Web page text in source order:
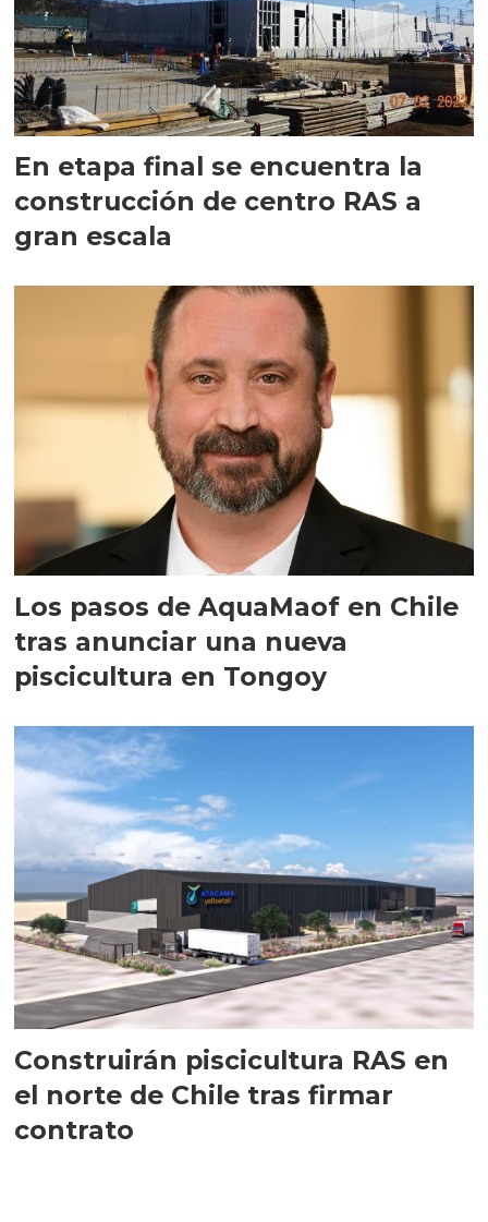
En etapa final se encuentra la
construcción de centro RAS a
gran escala
Los pasos de AquaMaof en Chile
tras anunciar una nueva
piscicultura en Tongoy
Construirán piscicultura RAS en
el norte de Chile tras firmar
contrato